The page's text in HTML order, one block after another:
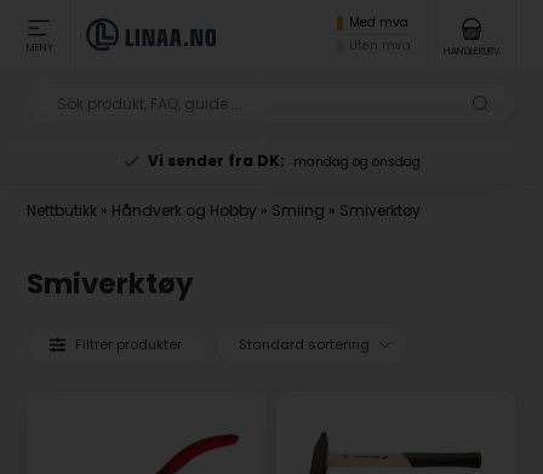
MENY
Med mva
Uten mva
HANDLEKURV
Vi sender fra DK: mandag og onsdag
Nettbutikk » Håndverk og Hobby » Smiing » Smiverktøy
Smiverktøy
Filtrer produkter